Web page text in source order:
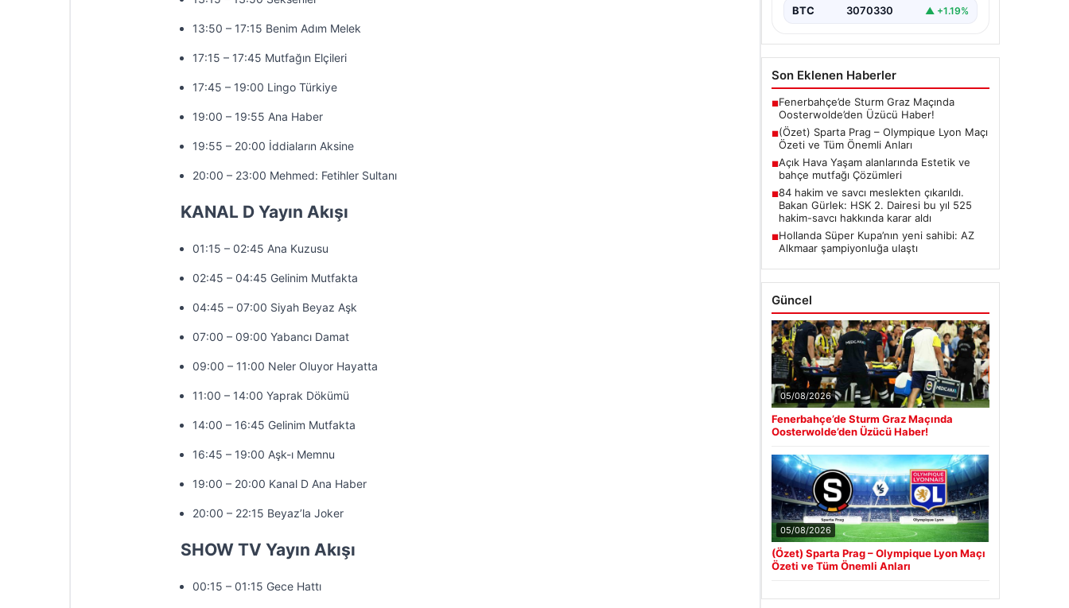
13:50 – 17:15 Benim Adım Melek
17:15 – 17:45 Mutfağın Elçileri
17:45 – 19:00 Lingo Türkiye
19:00 – 19:55 Ana Haber
19:55 – 20:00 İddiaların Aksine
20:00 – 23:00 Mehmed: Fetihler Sultanı
KANAL D Yayın Akışı
01:15 – 02:45 Ana Kuzusu
02:45 – 04:45 Gelinim Mutfakta
04:45 – 07:00 Siyah Beyaz Aşk
07:00 – 09:00 Yabancı Damat
09:00 – 11:00 Neler Oluyor Hayatta
11:00 – 14:00 Yaprak Dökümü
14:00 – 16:45 Gelinim Mutfakta
16:45 – 19:00 Aşk-ı Memnu
19:00 – 20:00 Kanal D Ana Haber
20:00 – 22:15 Beyaz’la Joker
SHOW TV Yayın Akışı
00:15 – 01:15 Gece Hattı
BTC 3070330 ▲ +1.19%
Son Eklenen Haberler
■Fenerbahçe’de Sturm Graz Maçında
Oosterwolde’den Üzücü Haber!
■(Özet) Sparta Prag – Olympique Lyon Maçı
Özeti ve Tüm Önemli Anları
■Açık Hava Yaşam alanlarında Estetik ve
bahçe mutfağı Çözümleri
■84 hakim ve savcı meslekten çıkarıldı.
Bakan Gürlek: HSK 2. Dairesi bu yıl 525
hakim-savcı hakkında karar aldı
■Hollanda Süper Kupa’nın yeni sahibi: AZ
Alkmaar şampiyonluğa ulaştı
Güncel
05/08/2026
Fenerbahçe’de Sturm Graz Maçında
Oosterwolde’den Üzücü Haber!
05/08/2026
(Özet) Sparta Prag – Olympique Lyon Maçı
Özeti ve Tüm Önemli Anları